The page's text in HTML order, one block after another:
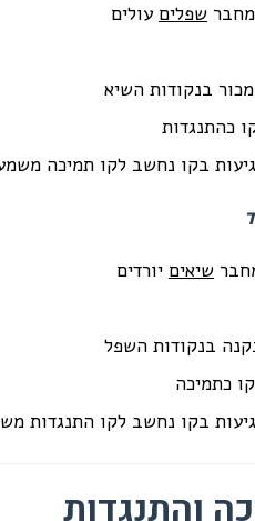
שפלים עולים
בנקודות השיא
כהתנגדות
בקו נחשב לקו תמיכה
שיאים יורדים
בנקודות השפל
כתמיכה
בקו נחשב לקו התנגדות
והתנגדות